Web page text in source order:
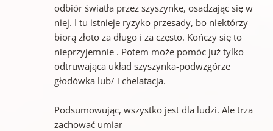
odbiór światła przez szyszynkę, osadzając się w
niej. I tu istnieje ryzyko przesady, bo niektórzy
biorą złoto za długo i za często. Kończy się to
nieprzyjemnie . Potem może pomóc już tylko
odtruwająca układ szyszynka-podwzgórze
głodówka lub/ i chelatacja.
Podsumowując, wszystko jest dla ludzi. Ale trza
zachować umiar